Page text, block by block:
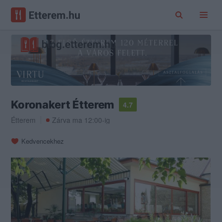
Koronakert Étterem
4.7
Étterem
Zárva ma 12:00-ig
Kedvencekhez